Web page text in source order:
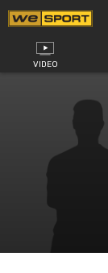
Vai
al
contenuto
VIDEO